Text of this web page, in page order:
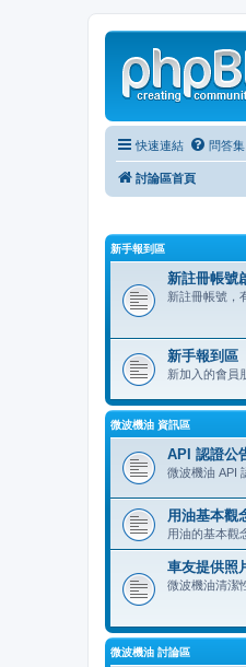
快速連結 問答集
討論區首頁
新手報到區
新註冊帳號
新註冊帳號，
新手報到區
新加入的會員
微波機油 資訊區
API 認證公
微波機油 API
用油基本觀
用油的基本觀
車友提供照
微波機油清潔
微波機油 討論區